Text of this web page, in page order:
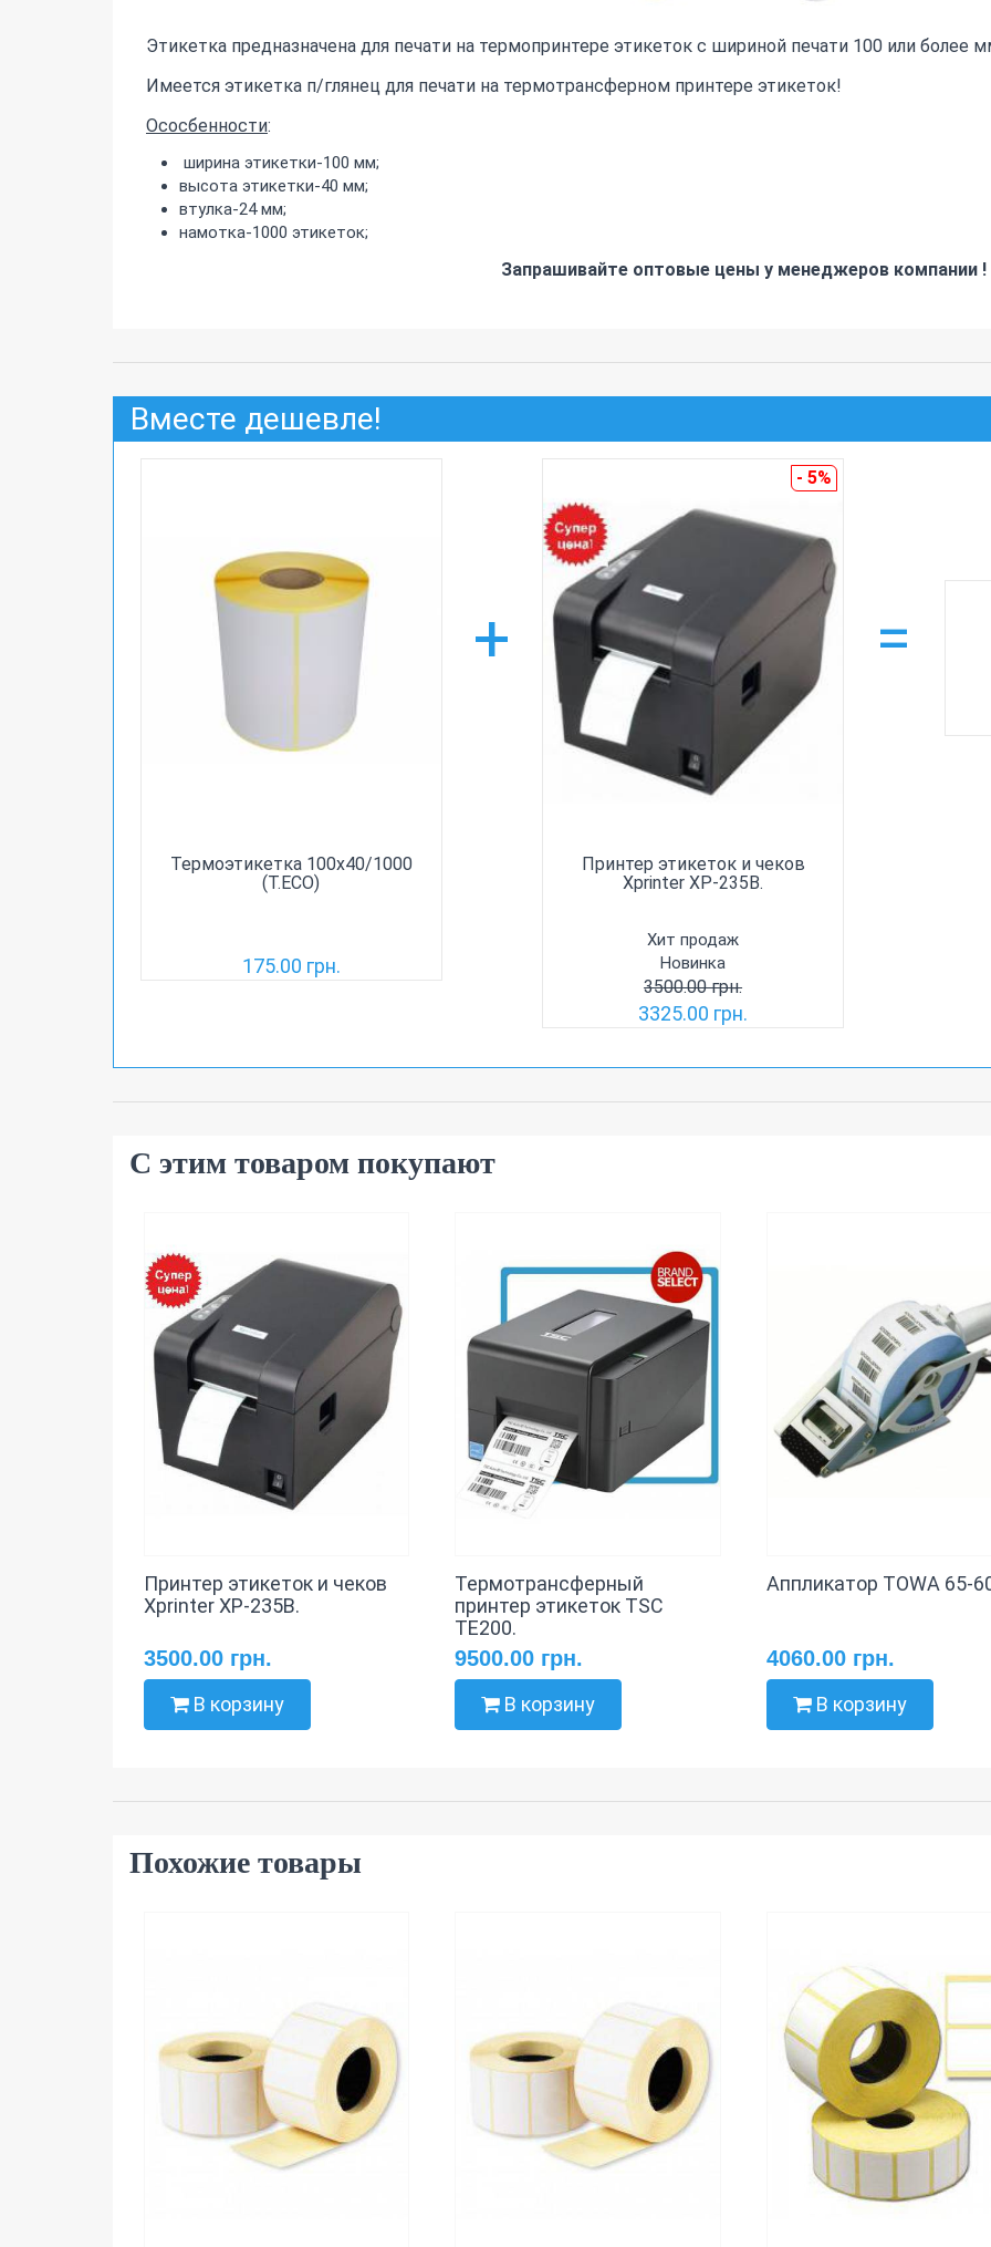
Этикетка предназначена для печати на термопринтере этикеток с шириной печати 100 или более
Имеется этикетка п/глянец для печати на термотрансферном принтере этикеток!
Ососбенности:
ширина этикетки-100 мм;
высота этикетки-40 мм;
втулка-24 мм;
намотка-1000 этикеток;
Запрашивайте оптовые цены у менеджеров компании !
Вместе дешевле!
Термоэтикетка 100х40/1000
(T.ECO)
175.00 грн.
+
- 5%
Принтер этикеток и чеков
Xprinter XP-235B.
Хит продаж
Новинка
3500.00 грн.
3325.00 грн.
=
С этим товаром покупают
Принтер этикеток и чеков
Xprinter XP-235B.
3500.00 грн.
В корзину
Термотрансферный
принтер этикеток TSC
TE200.
9500.00 грн.
В корзину
Аппликатор TOWA 65-
4060.00 грн.
В корзину
Похожие товары